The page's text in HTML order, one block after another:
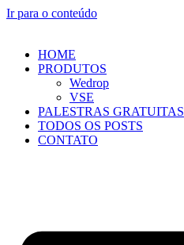
Ir para o conteúdo
HOME
PRODUTOS
Wedrop
VSE
PALESTRAS GRATUITAS
TODOS OS POSTS
CONTATO